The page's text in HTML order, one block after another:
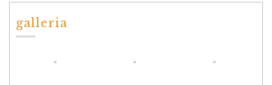
galleria